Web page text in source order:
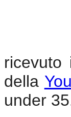
della
under